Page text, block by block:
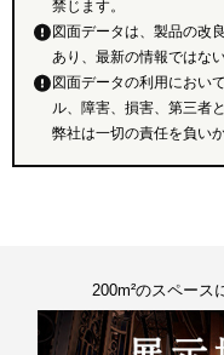
禁じます。
図面データは、製品の改
あり、最新の情報ではな
図面データの利用におい
ル、障害、損害、第三者
弊社は一切の責任を負いか
200m²のスペース